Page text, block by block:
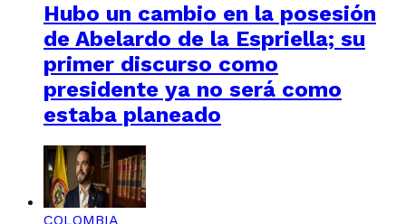
Hubo un cambio en la posesión
de Abelardo de la Espriella; su
primer discurso como
presidente ya no será como
estaba planeado
COLOMBIA